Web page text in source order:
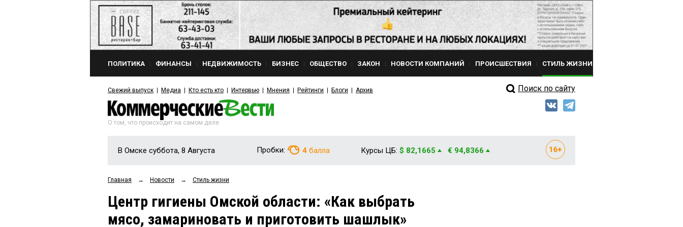
ПОЛИТИКА ФИНАНСЫ НЕДВИЖИМОСТЬ БИЗНЕС ОБЩЕСТВО ЗАКОН НОВОСТИ КОМПАНИЙ ПРОИСШЕСТВИЯ СТИЛЬ ЖИЗНИ
Свежий выпуск Медиа Кто есть кто Интервью Мнения Рейтинги Блоги Архив Поиск по сайту
О том, что происходит на самом деле
В Омске суббота, 8 Августа Пробки: 4 балла Курсы ЦБ: $ 82,1665 € 94,8366
Главная → Новости → Стиль жизни
Центр гигиены Омской области: «Как выбрать
мясо, замариновать и приготовить шашлык»